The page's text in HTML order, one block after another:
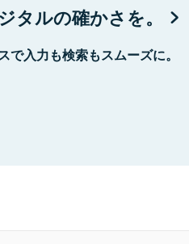
タルの確かさを。
で入力も検索もスムーズに。